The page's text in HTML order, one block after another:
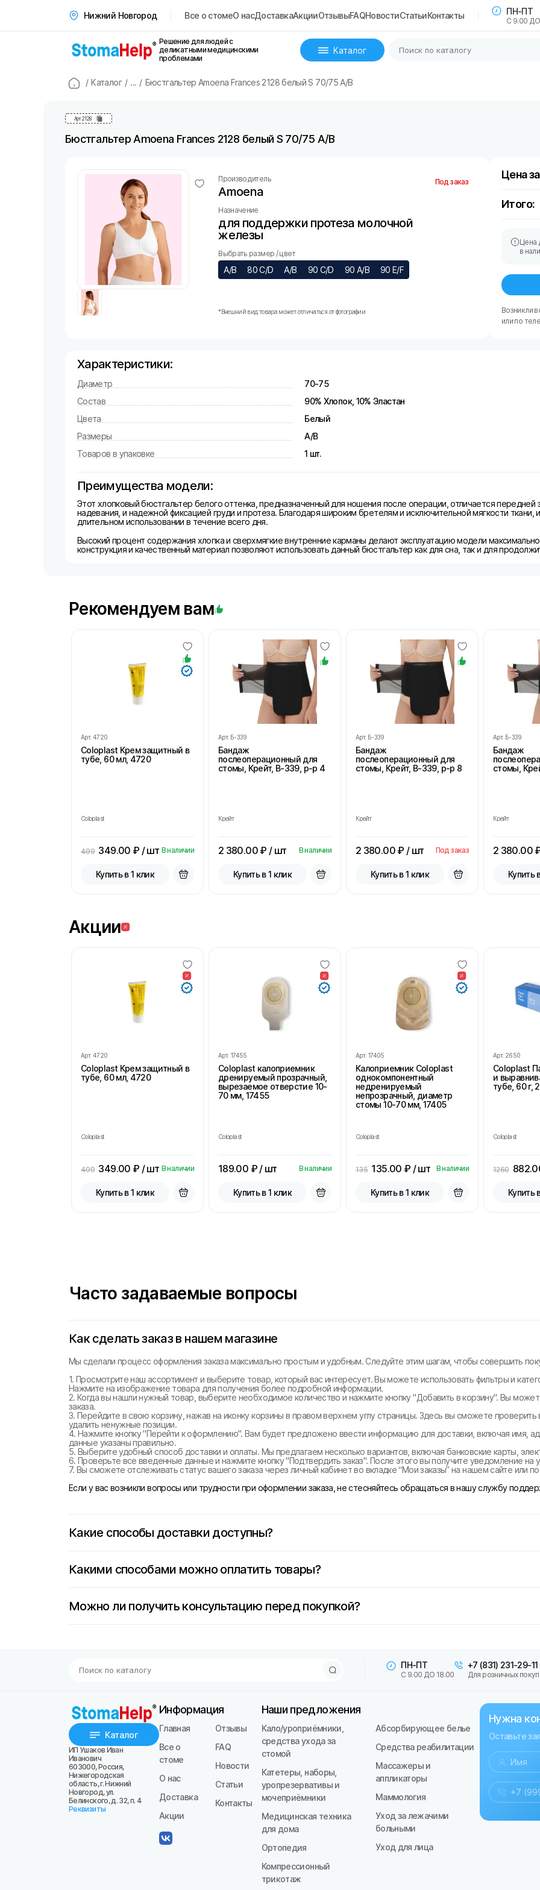
Нижний Новгород Все о стомеО насДоставкаАкцииОтзывыFAQНовостиСтатьиКонтакты ПН-ПТ
С 9.00
Решение для людей с
деликатными медицинскими
проблемами
Каталог
/ Каталог / ... / Бюстгальтер Amoena Frances 2128 белый S 70/75 A/B
Арт2128
Бюстгальтер Amoena Frances 2128 белый S 70/75 A/B
Производитель
Amoena
Назначение
для поддержки протеза молочной
железы
Выбрать размер / цвет
A/B 80 C/D A/B 90 C/D 90 A/B 90 E/F
*Внешний вид товара может отличаться от фотографии
Под заказ
Цена
Итого:
Цена
в
Возникли
или по
Характеристики:
Диаметр
70-75
Состав
90% Хлопок, 10% Эластан
Цвета
Белый
Размеры
A/B
Товаров в упаковке
1 шт.
Преимущества модели:
Этот хлопковый бюстгальтер белого оттенка, предназначенный для ношения после операции, отличается
надевания, и надежной фиксацией груди и протеза. Благодаря широким бретелям и исключительной мягкости
длительном использовании в течение всего дня.
Высокий процент содержания хлопка и сверхмягкие внутренние карманы делают эксплуатацию модели
конструкция и качественный материал позволяют использовать данный бюстгальтер как для сна, так и для
Рекомендуем вам
Арт. 4720
Coloplast Крем защитный в
тубе, 60 мл, 4720
Coloplast
499 349.00 ₽ / шт В наличии
Купить в 1 клик
Арт. Б-339
Бандаж
послеоперационный для
стомы, Крейт, В-339, р-р 4
Крейт
2 380.00₽ / шт В наличии
Купить в 1 клик
Арт. Б-339
Бандаж
послеоперационный для
стомы, Крейт, В-339, р-р 8
Крейт
2 380.00₽ / шт Под заказ
Купить в 1 клик
Арт. Б-339
Бандаж
стомы,
Крейт
2 380.00
Купить
Акции
Арт. 4720
Coloplast Крем защитный в
тубе, 60 мл, 4720
Coloplast
499 349.00 ₽ / шт В наличии
Купить в 1 клик
Арт. 17455
Coloplast калоприемник
дренируемый прозрачный,
вырезаемое отверстие 10-
70 мм, 17455
Coloplast
189.00 ₽ / шт В наличии
Купить в 1 клик
Арт. 17405
Калоприемник Coloplast
однокомпонентный
недренируемый
непрозрачный, диаметр
стомы 10-70 мм, 17405
Coloplast
135 135.00 ₽ / шт В наличии
Купить в 1 клик
Арт. 2650
Coloplast
и
тубе, 60 г,
Coloplast
1260
Купить
Часто задаваемые вопросы
Как сделать заказ в нашем магазине
Мы сделали процесс оформления заказа максимально простым и удобным. Следуйте этим шагам, чтобы совершить
1. Просмотрите наш ассортимент и выберите товар, который вас интересует. Вы можете использовать фильтры и
Нажмите на изображение товара для получения более подробной информации.
2. Когда вы нашли нужный товар, выберите необходимое количество и нажмите кнопку "Добавить в корзину". Вы
заказа.
3. Перейдите в свою корзину, нажав на иконку корзины в правом верхнем углу страницы. Здесь вы сможете
удалить ненужные позиции.
4. Нажмите кнопку "Перейти к оформлению". Вам будет предложено ввести информацию для доставки, включая имя,
данные указаны правильно.
5. Выберите удобный способ доставки и оплаты. Мы предлагаем несколько вариантов, включая банковские карты,
6. Проверьте все введенные данные и нажмите кнопку "Подтвердить заказ". После этого вы получите уведомление на
7. Вы сможете отслеживать статус вашего заказа через личный кабинет во вкладке “Мои заказы” на нашем сайте или
Если у вас возникли вопросы или трудности при оформлении заказа, не стесняйтесь обращаться в нашу службу
Какие способы доставки доступны?
Какими способами можно оплатить товары?
Можно ли получить консультацию перед покупкой?
ПН-ПТ
С 9.00 ДО 18.00
+7 (831) 231-29-11
Для розничных
Каталог
ИП Ушаков Иван
Иванович
603000, Россия,
Нижегородская
область, г. Нижний
Новгород, ул.
Белинского, д. 32, п. 4
Реквизиты
Информация
Главная
Все о
стоме
О нас
Доставка
Акции
Отзывы
FAQ
Новости
Статьи
Контакты
Наши предложения
Кало/уроприёмники,
средства ухода за
стомой
Катетеры, наборы,
уропрезервативы и
мочеприёмники
Медицинская техника
для дома
Ортопедия
Компрессионный
трикотаж
Абсорбирующее белье
Средства реабилитации
Массажеры и
аппликаторы
Маммология
Уход за лежачими
больными
Уход для лица
Нужна
Оставьте